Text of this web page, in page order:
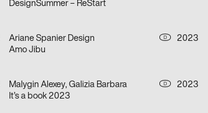
DesignSummer – ReStart
Ariane Spanier Design D
2023
Amo Jibu
Malygin Alexey, Galizia Barbara D
2023
It’s a book 2023